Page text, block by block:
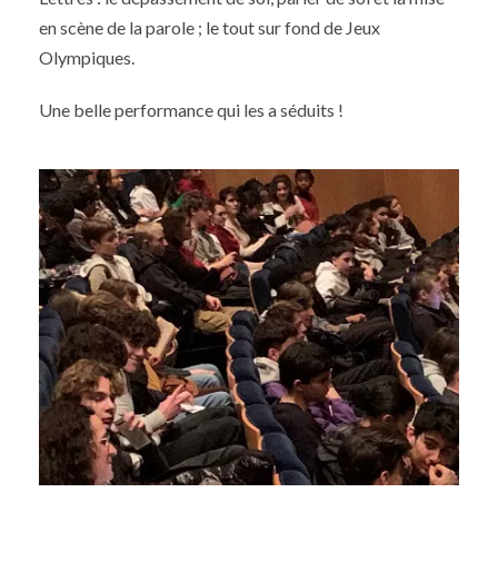
en scène de la parole ; le tout sur fond de Jeux
Olympiques.
Une belle performance qui les a séduits !